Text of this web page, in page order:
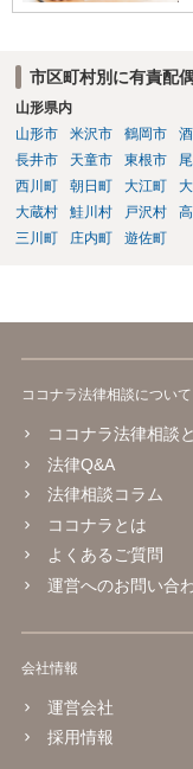
市区町村別に有責配
山形県内
山形市
米沢市 鶴岡市
長井市
天童市 東根市
西川町
朝日町 大江町
大蔵村
鮭川村 戸沢村
三川町
庄内町 遊佐町
ココナラ法律相談について
ココナラ法律相談
法律Q&A
法律相談コラム
ココナラとは
よくあるご質問
運営へのお問い合
会社情報
運営会社
採用情報